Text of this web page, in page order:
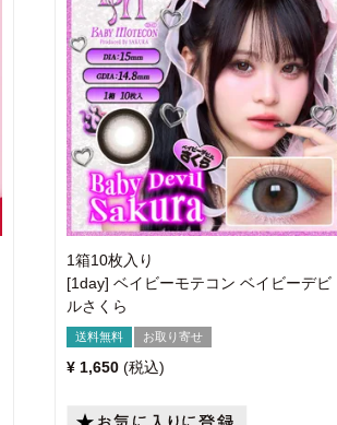
1箱10枚入り
[1day] ベイビーモテコン ベイビーデビ
ルさくら
送料無料 お取り寄せ
¥ 1,650 税込